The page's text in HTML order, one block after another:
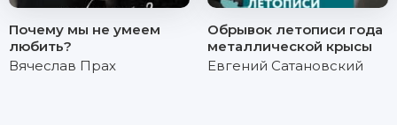
Почему мы не умеем
любить?
Вячеслав Прах
Обрывок летописи года
металлической крысы
Евгений Сатановский